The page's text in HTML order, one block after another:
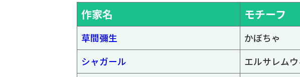
作家名 モチーフ
草間彌生 かぼちゃ
シャガール エルサレム